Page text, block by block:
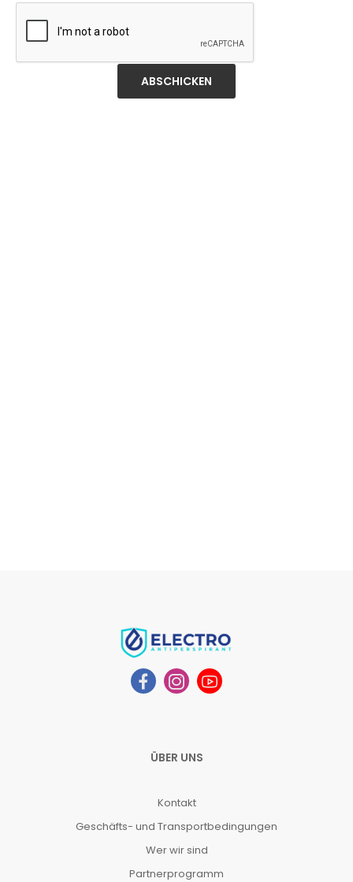
ABSCHICKEN
ÜBER UNS
Kontakt
Geschäfts- und Transportbedingungen
Wer wir sind
Partnerprogramm